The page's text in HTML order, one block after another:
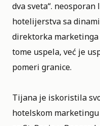
dva sveta“.
hotelijerstva sa
direktorka marketinga
tome uspela, već je
pomeri granice.
Tijana je iskoristila
hotelskom